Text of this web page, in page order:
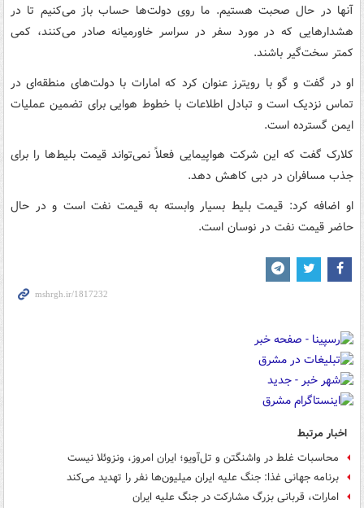
آنها در حال صحبت هستیم. ما روی دولت‌ها حساب باز می‌کنیم تا در
هشدارهایی که در مورد سفر در سراسر خاورمیانه صادر می‌کنند، کمی
کمتر سخت‌گیر باشند.
او در گفت و گو با رویترز عنوان کرد که امارات با دولت‌های منطقه‌ای در
تماس نزدیک است و تبادل اطلاعات با خطوط هوایی برای تضمین عملیات
ایمن گسترده است.
کلارک گفت که این شرکت هواپیمایی فعلاً نمی‌تواند قیمت بلیط‌ها را برای
جذب مسافران در دبی کاهش دهد.
او اضافه کرد: قیمت بلیط بسیار وابسته به قیمت نفت است و در حال
حاضر قیمت نفت در نوسان است.
اخبار مرتبط
محاسبات غلط در واشنگتن و تل‌آویو؛ ایران امروز، ونزوئلا نیست
برنامه جهانی غذا: جنگ علیه ایران میلیون‌ها نفر را تهدید می‌کند
امارات، قربانی بزرگ مشارکت در جنگ علیه ایران